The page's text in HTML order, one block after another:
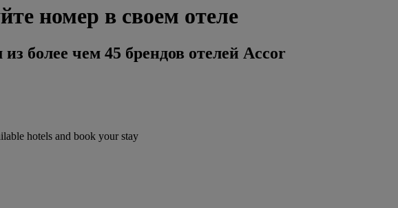
номер в своем отеле
более чем 45 брендов отелей Accor
hotels and book your stay